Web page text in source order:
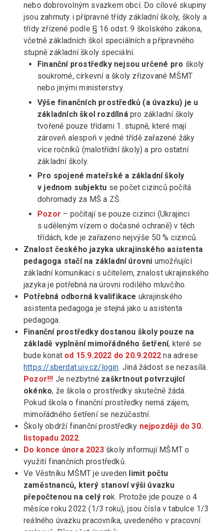
nebo dobrovolným svazkem obcí. Do cílové skupiny
jsou zahrnuty i přípravné třídy základní školy, školy a
třídy zřízené podle § 16 odst. 9 školského zákona,
včetně základních škol speciálních a přípravného
stupně základní školy speciální.
Finanční prostředky nejsou určené pro školy
soukromé, církevní a školy zřizované MŠMT
nebo jinými ministerstvy.
Výše finančních prostředků (a úvazku) je u
základních škol rozdílná pro základní školy
tvořené pouze třídami 1. stupně, které mají
zároveň alespoň v jedné třídě zařazené žáky
více ročníků (malotřídní školy) a pro ostatní
základní školy.
Pro spojené mateřské a základní školy
v jednom subjektu se počet cizinců počítá
dohromady za MŠ a ZŠ.
Pozor – počítají se pouze cizinci (Ukrajinci
s uděleným vízem o dočasné ochraně) v těch
třídách, kde je zařazeno nejvýše 50 % cizinců.
Znalost českého jazyka ukrajinského asistenta
pedagoga stačí na základní úrovni umožňující
základní komunikaci s učitelem, znalost ukrajinského
jazyka je potřebná na úrovni rodilého mluvčího.
Potřebná odborná kvalifikace ukrajinského
asistenta pedagoga je stejná jako u asistenta
pedagoga.
Finanční prostředky dostanou školy pouze na
základě vyplnění mimořádného šetření, které se
bude konat od 15.9.2022 do 20.9.2022 na adrese
https://sberdat.uiv.cz/login. Jiná žádost se nezasílá.
Pozor!!! Je nezbytné zaškrtnout potvrzující
okénko, že škola o prostředky skutečně žádá.
Pokud škola o finanční prostředky nemá zájem,
mimořádného šetření se nezúčastní.
Školy obdrží finanční prostředky nejpozději do 30.
listopadu 2022.
Do konce února 2023školy informují MŠMT o
využití finančních prostředků.
Ve Věstníku MŠMT je uveden limit počtu
zaměstnanců, který stanoví výši úvazku
přepočtenou na celý rok. Protože jde pouze o 4
měsíce roku 2022 (1/3 roku), jsou čísla v tabulce 1/3
reálného úvazku pracovníka, uvedeného v pracovní